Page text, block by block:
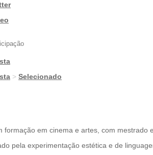
> Selecionado
formação em cinema e artes, com mestrado
pela experimentação estética e de